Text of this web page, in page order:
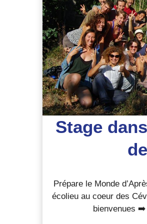
Stage
Prépare le Monde
écolieu au coeur des
bienvenues